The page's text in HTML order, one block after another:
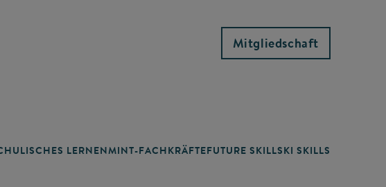
Mitgliedschaft
LERNEN MINT-FACHKRÄFTEFUTURE SKILLSKI SKILLS